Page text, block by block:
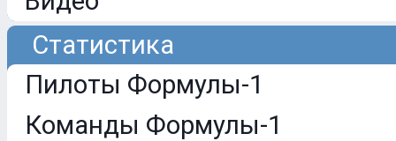
Статистика
Пилоты Формулы-1
Команды Формулы-1